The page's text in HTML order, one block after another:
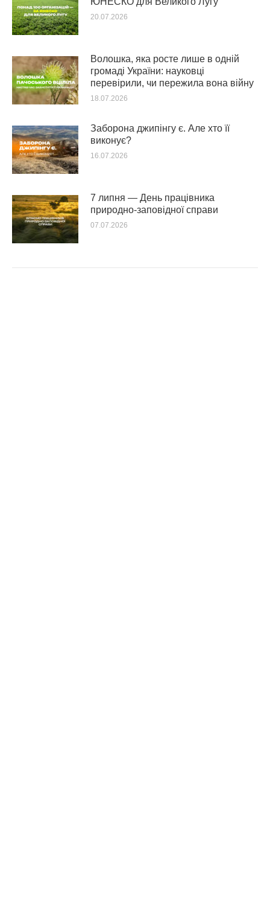
20.07.2026
Волошка, яка росте лише в одній
громаді України: науковці
перевірили, чи пережила вона війну
18.07.2026
Заборона джипінгу є. Але хто її
виконує?
16.07.2026
7 липня — День працівника
природно-заповідної справи
07.07.2026